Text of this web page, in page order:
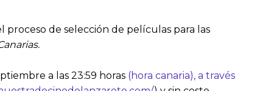
proceso de selección de películas para las
a las 23:59 horas (hora canaria), a través